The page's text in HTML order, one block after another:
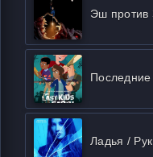
Ладья / Рук